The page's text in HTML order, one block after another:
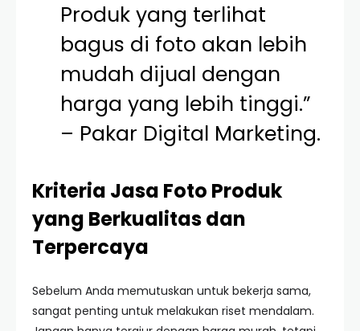
Produk yang terlihat
bagus di foto akan lebih
mudah dijual dengan
harga yang lebih tinggi.”
– Pakar Digital Marketing.
Kriteria Jasa Foto Produk
yang Berkualitas dan
Terpercaya
Sebelum Anda memutuskan untuk bekerja sama,
sangat penting untuk melakukan riset mendalam.